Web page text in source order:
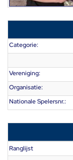
Categorie:
Vereniging:
Organisatie:
Nationale Spelersnr.:
Ranglijst